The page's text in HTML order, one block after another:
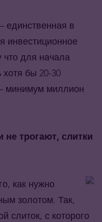
единственная в
что для начала
хотя бы 20-30
минимум миллион
трогают, слитки
как нужно
золотом. Так,
слиток, с которого